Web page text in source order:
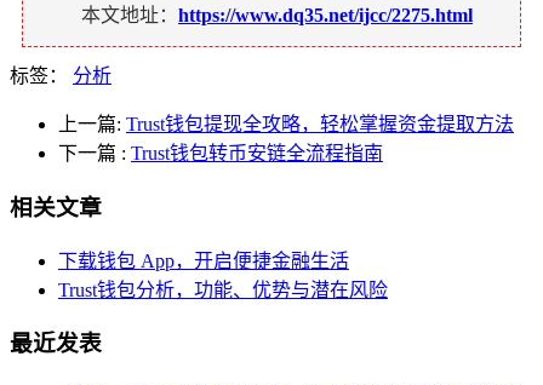
本文地址： https://www.dq35.net/ijcc/2275.html
标签： 分析
上一篇: Trust钱包提现全攻略，轻松掌握资金提取方法
下一篇 : Trust钱包转币安链全流程指南
相关文章
下载钱包 App，开启便捷金融生活
Trust钱包分析，功能、优势与潜在风险
最近发表